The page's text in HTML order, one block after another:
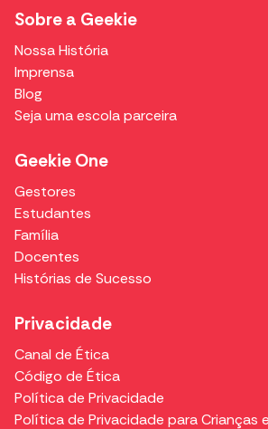
Sobre a Geekie
Nossa História
Imprensa
Blog
Seja uma escola parceira
Geekie One
Gestores
Estudantes
Família
Docentes
Histórias de Sucesso
Privacidade
Canal de Ética
Código de Ética
Política de Privacidade
Política de Privacidade para Crianças